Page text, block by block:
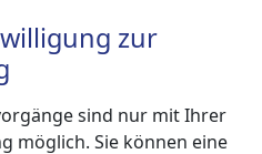
zur
sind nur mit Ihrer
möglich. Sie können eine